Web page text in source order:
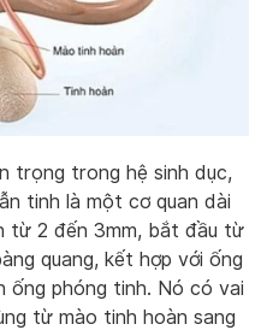
trọng trong hệ sinh dục,
tinh là một cơ quan dài
từ 2 đến 3mm, bắt đầu từ
quang, kết hợp với ống
phóng tinh. Nó có vai
từ mào tinh hoàn sang